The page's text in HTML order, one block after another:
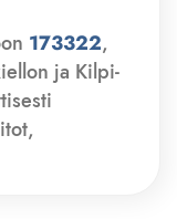
173322,
ja Kilpi-